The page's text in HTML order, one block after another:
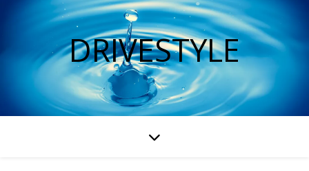
DRIVESTYLE